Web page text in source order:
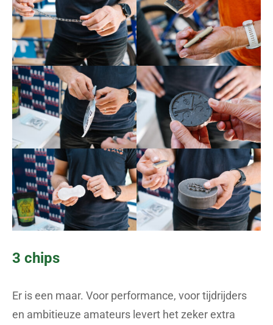
3 chips
Er is een maar. Voor performance, voor tijdrijders
en ambitieuze amateurs levert het zeker extra